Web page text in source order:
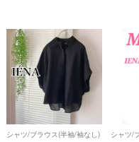
シャツ/ブラウス(半袖/袖なし) シャツ/